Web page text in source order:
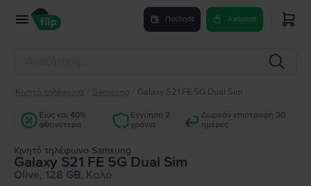
Πούλησε Αγόρασε
Κινητά τηλέφωνα Samsung Galaxy S21 FE 5G Dual Sim
Έως και 40%
φθηνότερα
Εγγύηση 2
χρόνια
Δωρεάν επιστροφή 30
ημέρες
Κινητό τηλέφωνο Samsung
Galaxy S21 FE 5G Dual Sim
Olive, 128 GB, Καλό